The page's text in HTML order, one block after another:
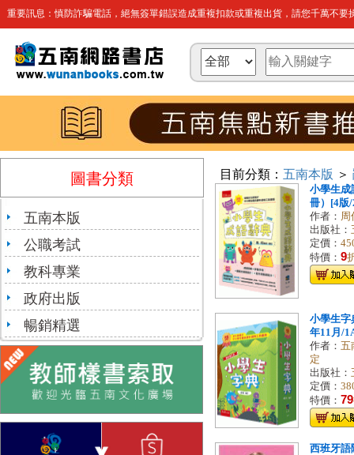
重要訊息：慎防詐騙電話，絕無簽單錯誤造成重複扣款或重複出貨，請您千萬不要
圖書分類
五南本版
公職考試
教科專業
政府出版
暢銷精選
目前分類： 五南本版 ＞
小學生成
冊）[4版/
作者： 周
出版社：
定價：
特價： 9
小學生字
年11月/
作者： 五
定
出版社：
定價：
特價： 79
西班牙語